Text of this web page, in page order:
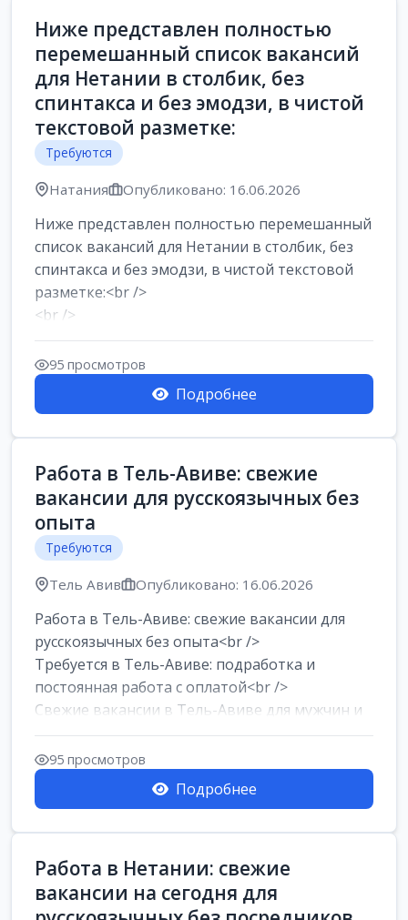
Ниже представлен полностью
перемешанный список вакансий
для Нетании в столбик, без
спинтакса и без эмодзи, в чистой
текстовой разметке:
Требуются
Натания Опубликовано: 16.06.2026
Ниже представлен полностью перемешанный
список вакансий для Нетании в столбик, без
спинтакса и без эмодзи, в чистой текстовой
разметке:<br />
<br />
Работа в Нетании на мебельном
производстве: требу...
95 просмотров
Подробнее
Работа в Тель-Авиве: свежие
вакансии для русскоязычных без
опыта
Требуются
Тель Авив Опубликовано: 16.06.2026
Работа в Тель-Авиве: свежие вакансии для
русскоязычных без опыта<br />
Требуется в Тель-Авиве: подработка и
постоянная работа с оплатой<br />
Свежие вакансии в Тель-Авиве для мужчин и
женщин от хозя...
95 просмотров
Подробнее
Работа в Нетании: свежие
вакансии на сегодня для